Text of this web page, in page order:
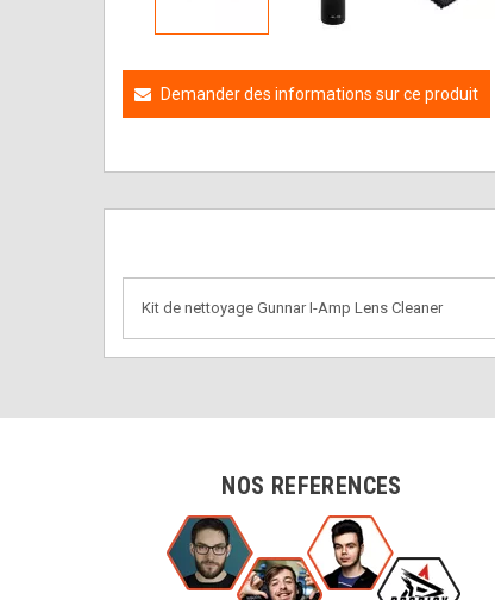
Demander des informations sur ce produit
Kit de nettoyage Gunnar I-Amp Lens Cleaner
NOS REFERENCES